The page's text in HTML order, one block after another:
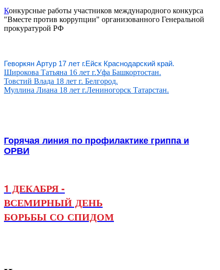
Конкурсные работы участников международного конкурса
"Вместе против коррупции" организованного Генеральной
прокуратурой РФ
Геворкян Артур 17 лет г.Ейск Краснодарский край.
Широкова Татьяна 16 лет г.Уфа Башкортостан.
Товстий Влада 18 лет г. Белгород.
Муллина Лиана 18 лет г.Лениногорск Татарстан.
Горячая линия по профилактике гриппа и
ОРВИ
1 ДЕКАБРЯ -
ВСЕМИРНЫЙ ДЕНЬ
БОРЬБЫ СО СПИДОМ